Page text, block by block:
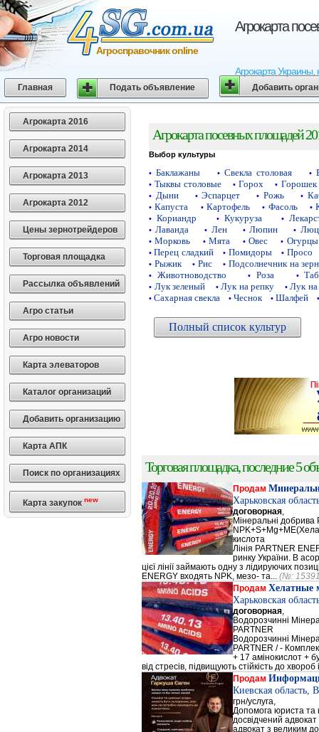
Агрокарта
Агрокарта
Агросправочник online
Главная Подать объявление Добавить
Агрокарта 2016
Агрокарта 2014
Агрокарта 2013
Агрокарта 2012
Цены зернотрейдеров
Торговая площадка
Рассылка объявлений
Агро статьи
Агро новости
Карта элеваторов
Каталог организаций
Добавить организацию
Карта АПК
Поиск по организациях
Карта закупок new
Агрокарта посевных площадей
Выбор культуры
• Баклажаны • Свекла столовая •
• Тыквы столовые • Горох • Горошек
• Дыни • Эспарцет • Рожь •
• Капуста • Картофель • Фасоль •
• Кориандр • Кукуруза •
• Лаванда • Лен • Люпин •
• Морковь • Мята • Овес • Огурцы
• Перец сладкий • Помидоры • Просо
• Рыжик • Рис • Подсолнечник на
• Животноводство • Роза •
• Лук зеленый • Лук на репку • Лук на
• Сахарная свекла • Чеснок • Шалфей •
Полный список культур
Торговая площадка, последние 5
Продам
Харьковская
договорная
Мінеральні добрива
кислота
Лінія PARTNER
ринку України. В
цієї лінії займають одну з лідируючих
ENERGY входять NPK, мезо- та... (№:
Продам Хелатные
Харьковская
договорная
Водорозчинні
PARTNER
Водорозчинні
PARTNER / -
+ 17 амінокислот +
від стресів, підвищують стійкість до хвороб
Продам
Киевская область,
грн/услуга,
Допомога юриста та
досвідчений
адвокат з великим